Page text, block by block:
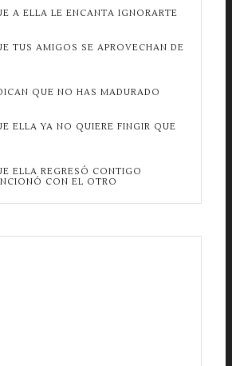
A ELLA LE ENCANTA IGNORARTE
TUS AMIGOS SE APROVECHAN DE
QUE NO HAS MADURADO
ELLA YA NO QUIERE FINGIR QUE
ELLA REGRESÓ CONTIGO
CON EL OTRO